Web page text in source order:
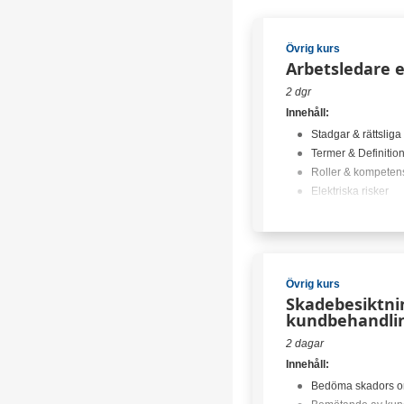
Övrig kurs
Arbetsledare
2 dgr
Innehåll:
Stadgar &
Termer &
Roller &
Elektriska risker
Brand i elfordon
Hantering av
Förkunskaper:
VCT - HV-
Inga lediga platser
Övrig kurs
2 dagar
Innehåll:
Bedöma skadors